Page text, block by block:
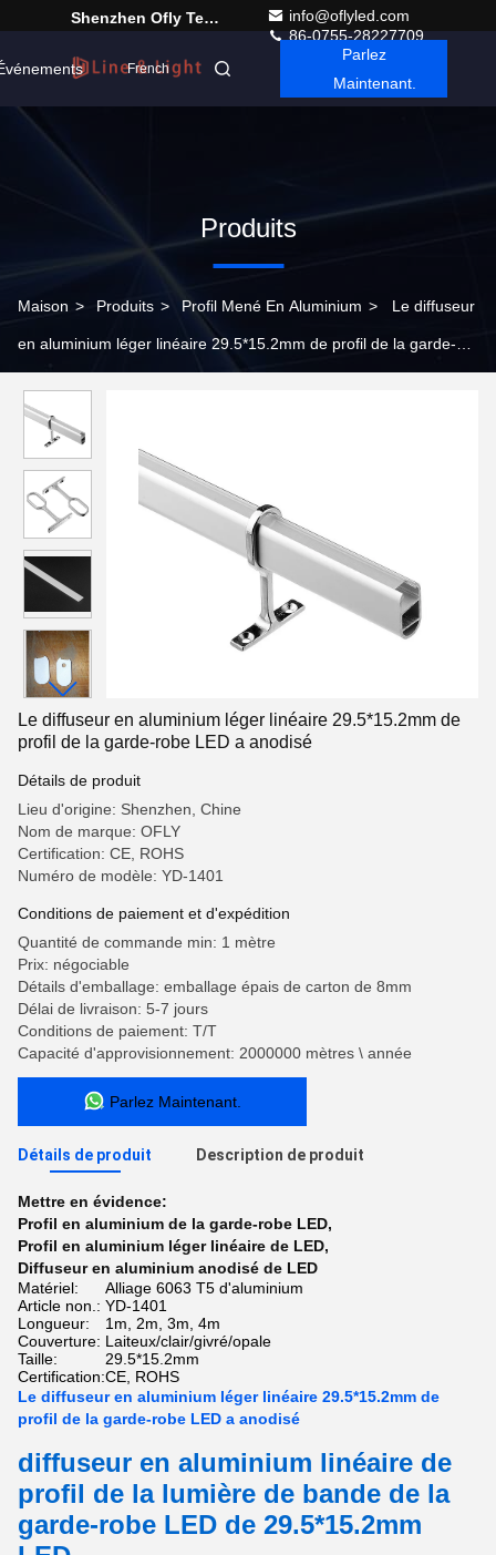
Shenzhen Ofly Technology Co.,Limited
info@oflyled.com
86-0755-28227709
French
Parlez
Maintenant.
Produits
Maison > Produits > Profil Mené En Aluminium > Le diffuseur
en aluminium léger linéaire 29.5*15.2mm de profil de la garde-
Le diffuseur en aluminium léger linéaire 29.5*15.2mm de
profil de la garde-robe LED a anodisé
Détails de produit
Lieu d'origine: Shenzhen, Chine
Nom de marque: OFLY
Certification: CE, ROHS
Numéro de modèle: YD-1401
Conditions de paiement et d'expédition
Quantité de commande min: 1 mètre
Prix: négociable
Détails d'emballage: emballage épais de carton de 8mm
Délai de livraison: 5-7 jours
Conditions de paiement: T/T
Capacité d'approvisionnement: 2000000 mètres \ année
Parlez Maintenant.
Détails de produit Description de produit
Mettre en évidence:
Profil en aluminium de la garde-robe LED,
Profil en aluminium léger linéaire de LED,
Diffuseur en aluminium anodisé de LED
Matériel:
Alliage 6063 T5 d'aluminium
Article non.: YD-1401
Longueur:
1m, 2m, 3m, 4m
Couverture: Laiteux/clair/givré/opale
Taille:
29.5*15.2mm
Certification:CE, ROHS
Le diffuseur en aluminium léger linéaire 29.5*15.2mm de
profil de la garde-robe LED a anodisé
diffuseur en aluminium linéaire de
profil de la lumière de bande de la
garde-robe LED de 29.5*15.2mm